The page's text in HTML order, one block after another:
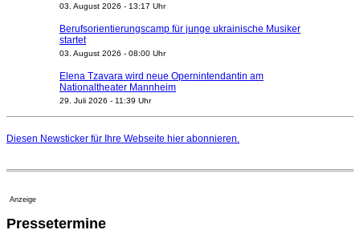
03. August 2026 - 13:17 Uhr
Berufsorientierungscamp für junge ukrainische Musiker
startet
03. August 2026 - 08:00 Uhr
Elena Tzavara wird neue Opernintendantin am
Nationaltheater Mannheim
29. Juli 2026 - 11:39 Uhr
geht 2027
Kammerorchester Heilbronn: Chefdirigent Risto Joost
Opernhäuser gedenken vertriebener jüdischer
Ensemblemitglieder
Diesen Newsticker für Ihre Webseite hier abonnieren.
Anzeige
Pressetermine